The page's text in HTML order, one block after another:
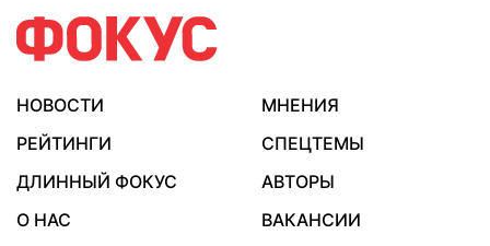
НОВОСТИ
МНЕНИЯ
РЕЙТИНГИ
СПЕЦТЕМЫ
ДЛИННЫЙ ФОКУС
АВТОРЫ
О НАС
ВАКАНСИИ